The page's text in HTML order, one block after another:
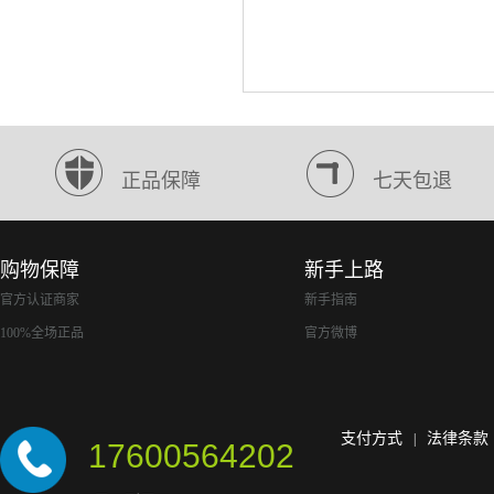
正品保障 七天包退
购物保障
官方认证商家
100%全场正品
新手上路
新手指南
官方微博
17600564202 支付方式 法律条款